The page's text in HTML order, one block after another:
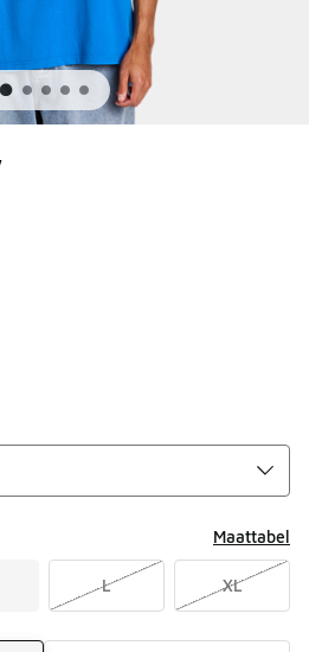
2 van 2 kleuren.
Maattabel
L XL